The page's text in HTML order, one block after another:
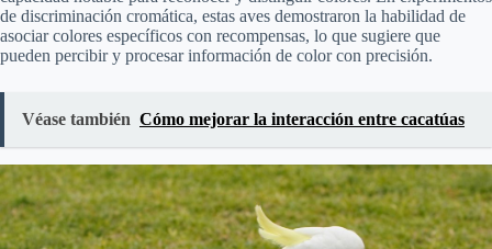
de discriminación cromática, estas aves demostraron la habilidad de
asociar colores específicos con recompensas, lo que sugiere que
pueden percibir y procesar información de color con precisión.
Véase también Cómo mejorar la interacción entre cacatúas